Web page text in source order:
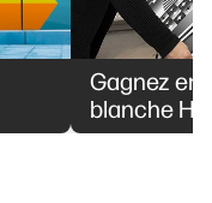
Gagnez en
blanche